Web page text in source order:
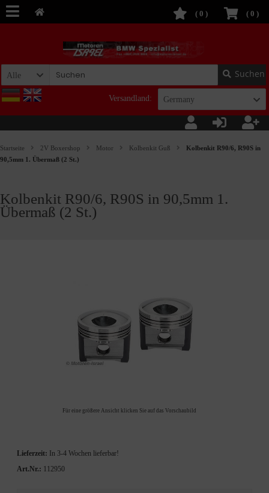
( 0 )
( 0 )
Alle Suchen
Versandland: Germany
Startseite 2V Boxershop Motor Kolbenkit Guß
Kolbenkit R90/6, R90S in
90,5mm 1. Übermaß (2 St.)
Kolbenkit R90/6, R90S in 90,5mm 1.
Übermaß (2 St.)
Für eine größere Ansicht klicken Sie auf das Vorschaubild
Lieferzeit:
In 3-4 Wochen lieferbar!
Art.Nr.: 112950